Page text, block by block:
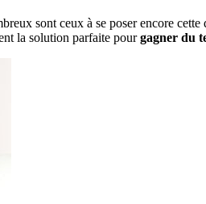
sont ceux à se poser encore
la solution parfaite pourgagner du